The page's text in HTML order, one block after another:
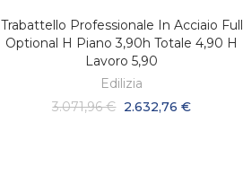
AGGIUNGI AL CARRELLO
Trabattello Professionale In Acciaio Full
Optional H Piano 3,90h Totale 4,90 H
Lavoro 5,90
Edilizia
3.071,96 € 2.632,76 €